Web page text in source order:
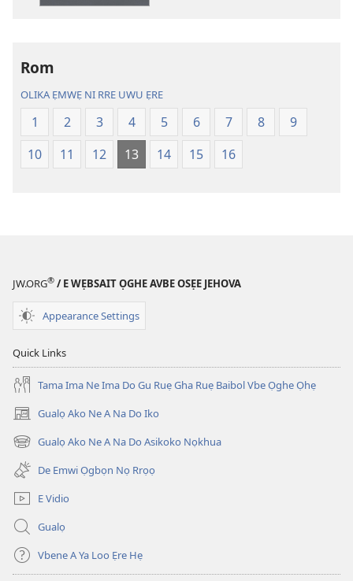
gha
sẹtin
(Na
Vbe
2013)
hae
ye
Vbe
2013)
Rom
OLIKA ẸMWẸ NI RRE UWU ẸRE
1 2 3 4 5 6 7 8
9
10
11 12 13 14 15 16
JW.ORG® / E WẸBSAIT ỌGHE AVBE OSẸE JEHOVA
Appearance Settings
Quick Links
Tama Ima Ne Ima Do Gu Ruẹ Gha Ruẹ Baibol Vbe Ọghe Ọhẹ
Gualọ Ako Ne A Na Do Iko
(opens
new
window)
Gualọ Ako Ne A Na Do Asikoko Nọkhua
(opens
new
window)
De Emwi Ọgbọn Nọ Rrọọ
E Vidio
Gualọ
Vbene A Ya Loo Ẹre Hẹ